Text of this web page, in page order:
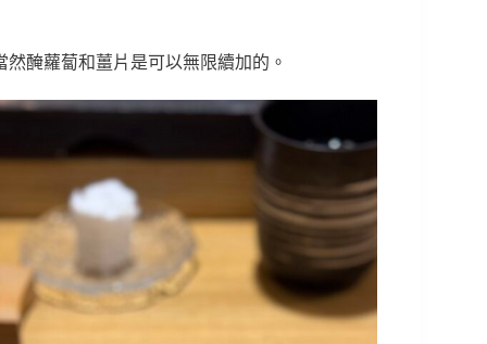
醃蘿蔔和薑片是可以無限續加的。